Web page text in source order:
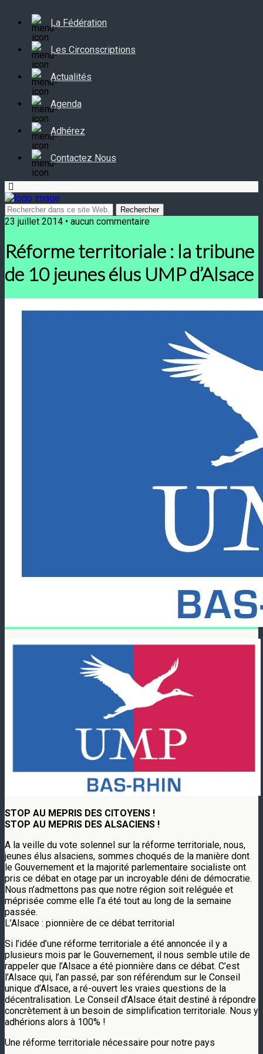
La Fédération
Les Circonscriptions
Actualités
Agenda
Adhérez
Contactez Nous
23 juillet 2014 • aucun commentaire
Réforme territoriale : la tribune
de 10 jeunes élus UMP d’Alsace
STOP AU MEPRIS DES CITOYENS !
STOP AU MEPRIS DES ALSACIENS !
A la veille du vote solennel sur la réforme territoriale, nous,
jeunes élus alsaciens, sommes choqués de la manière dont
le Gouvernement et la majorité parlementaire socialiste ont
pris ce débat en otage par un incroyable déni de démocratie.
Nous n’admettons pas que notre région soit reléguée et
méprisée comme elle l’a été tout au long de la semaine
passée.
L’Alsace : pionnière de ce débat territorial
Si l’idée d’une réforme territoriale a été annoncée il y a
plusieurs mois par le Gouvernement, il nous semble utile de
rappeler que l’Alsace a été pionnière dans ce débat. C’est
l’Alsace qui, l’an passé, par son référendum sur le Conseil
unique d’Alsace, a ré-ouvert les vraies questions de la
décentralisation. Le Conseil d’Alsace était destiné à répondre
concrètement à un besoin de simplification territoriale. Nous y
adhérions alors à 100% !
Une réforme territoriale nécessaire pour notre pays